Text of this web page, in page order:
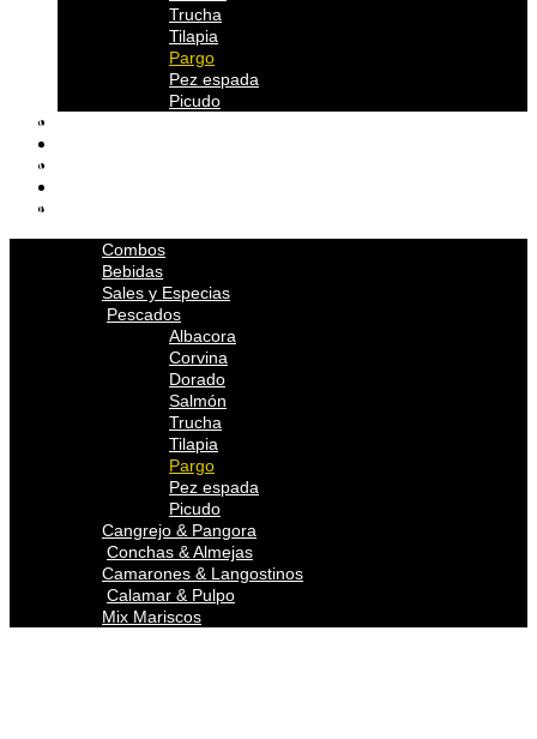
Trucha
Tilapia
Pargo
Pez espada
Picudo
Cangrejo & Pangora
Conchas & Almejas
Camarones & Langostinos
Calamar & Pulpo
Mix Mariscos
Combos
Bebidas
Sales y Especias
Pescados
Albacora
Corvina
Dorado
Salmón
Trucha
Tilapia
Pargo
Pez espada
Picudo
Cangrejo & Pangora
Conchas & Almejas
Camarones & Langostinos
Calamar & Pulpo
Mix Mariscos